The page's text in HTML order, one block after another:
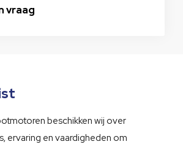
vraag
beschikken wij over
ervaring en vaardigheden om